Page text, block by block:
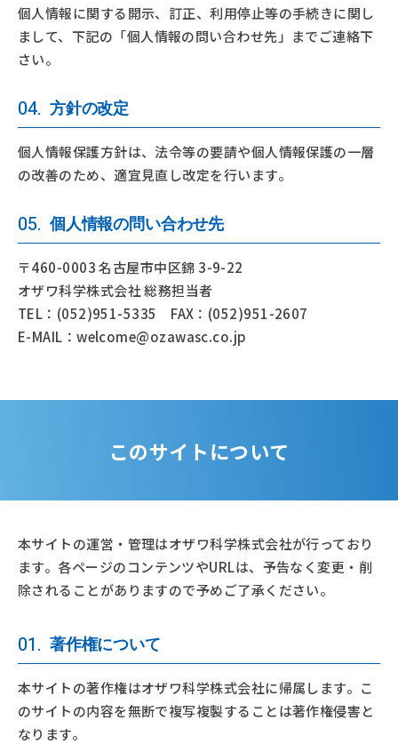
個人情報に関する開示、訂正、利用停止等の手続きに関し
まして、 下記の「個人情報の問い合わせ先」までご連絡下
さい。
04. 方針の改定
個人情報保護方針は、法令等の要請や個人情報保護の一層
の改善のため、適宜見直し改定を行います。
05. 個人情報の問い合わせ先
〒460-0003 名古屋市中区錦 3-9-22
オザワ科学株式会社 総務担当者
TEL：(052)951-5335 FAX：(052)951-2607
E-MAIL：welcome@ozawasc.co.jp
このサイトについて
本サイトの運営・管理はオザワ科学株式会社が行っており
ます。 各ページのコンテンツやURLは、予告なく変更・削
除されることがありますので予めご了承ください。
01. 著作権について
本サイトの著作権はオザワ科学株式会社に帰属します。こ
のサイトの内容を無断で複写複製することは著作権侵害と
なります。